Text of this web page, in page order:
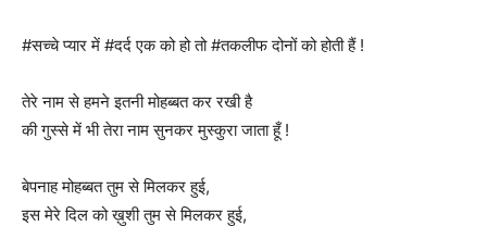
#सच्चे प्यार में #दर्द एक को हो तो #तकलीफ दोनों को होती हैं !
तेरे नाम से हमने इतनी मोहब्बत कर रखी है
की गुस्से में भी तेरा नाम सुनकर मुस्कुरा जाता हूँ !
बेपनाह मोहब्बत तुम से मिलकर हुई,
इस मेरे दिल को ख़ुशी तुम से मिलकर हुई,